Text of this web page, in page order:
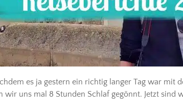
es ja gestern ein richtig langer Tag war mit
wir uns mal 8 Stunden Schlaf gegönnt. Jetzt